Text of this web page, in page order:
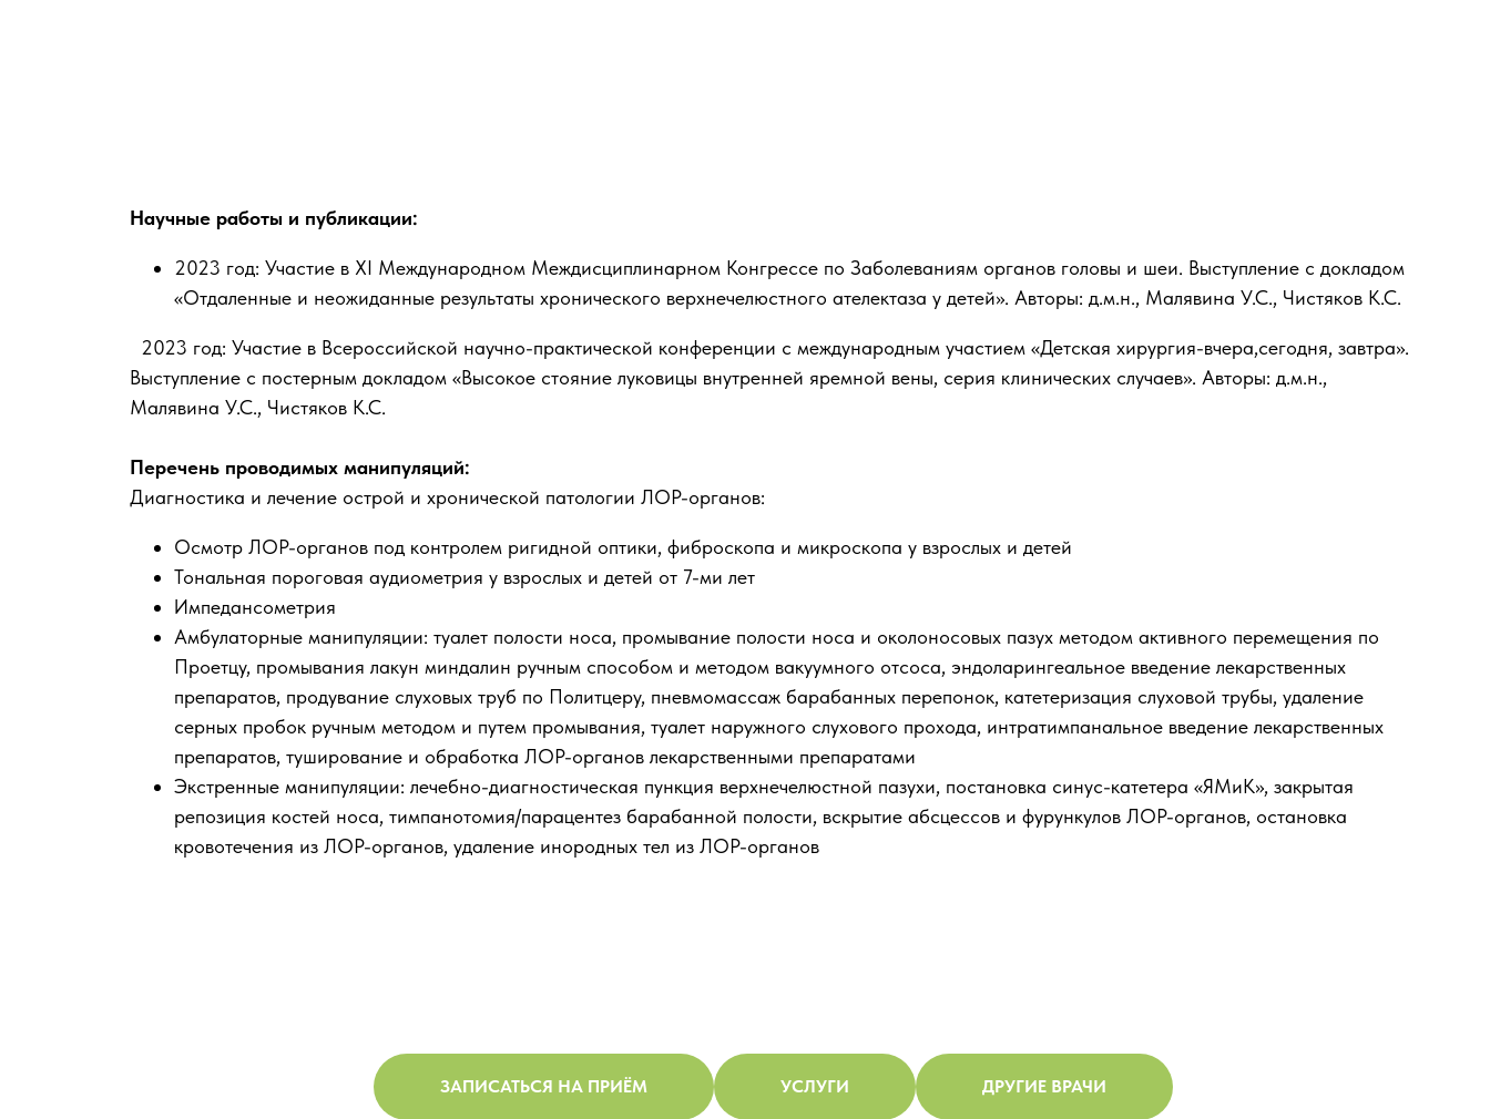
Научные работы и публикации:
2023 год: Участие в XI Международном Междисциплинарном Конгрессе по Заболеваниям органов головы и шеи. Выступление с докладом
«Отдаленные и неожиданные результаты хронического верхнечелюстного ателектаза у детей». Авторы: д.м.н., Малявина У.С., Чистяков К.С.
2023 год: Участие в Всероссийской научно-практической конференции с международным участием «Детская хирургия-вчера,сегодня, завтра».
Выступление с постерным докладом «Высокое стояние луковицы внутренней яремной вены, серия клинических случаев». Авторы: д.м.н.,
Малявина У.С., Чистяков К.С.
Перечень проводимых манипуляций:
Диагностика и лечение острой и хронической патологии ЛОР-органов:
Осмотр ЛОР-органов под контролем ригидной оптики, фиброскопа и микроскопа у взрослых и детей
Тональная пороговая аудиометрия у взрослых и детей от 7-ми лет
Импедансометрия
Амбулаторные манипуляции: туалет полости носа, промывание полости носа и околоносовых пазух методом активного перемещения по
Проетцу, промывания лакун миндалин ручным способом и методом вакуумного отсоса, эндоларингеальное введение лекарственных
препаратов, продувание слуховых труб по Политцеру, пневмомассаж барабанных перепонок, катетеризация слуховой трубы, удаление
серных пробок ручным методом и путем промывания, туалет наружного слухового прохода, интратимпанальное введение лекарственных
препаратов, туширование и обработка ЛОР-органов лекарственными препаратами
Экстренные манипуляции: лечебно-диагностическая пункция верхнечелюстной пазухи, постановка синус-катетера «ЯМиК», закрытая
репозиция костей носа, тимпанотомия/парацентез барабанной полости, вскрытие абсцессов и фурункулов ЛОР-органов, остановка
кровотечения из ЛОР-органов, удаление инородных тел из ЛОР-органов
ЗАПИСАТЬСЯ НА ПРИЁМ УСЛУГИ ДРУГИЕ ВРАЧИ